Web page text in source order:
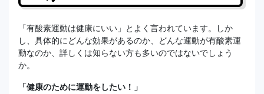
「有酸素運動は健康にいい」とよく言われています。しか
し、具体的にどんな効果があるのか、どんな運動が有酸素運
動なのか、詳しくは知らない方も多いのではないでしょう
か。
「健康のために運動をしたい！」